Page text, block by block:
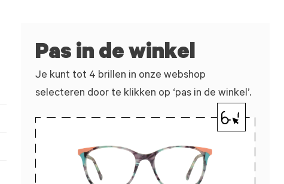
Pas in de winkel
Je kunt tot 4 brillen in onze webshop
selecteren door te klikken op ‘pas in de winkel’.